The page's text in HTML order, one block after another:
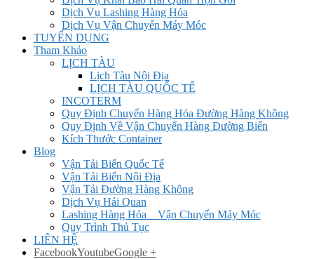
Dịch Vụ Lashing Hàng Hóa
Dịch Vụ Vận Chuyển Máy Móc
TUYỂN DỤNG
Tham Khảo
LỊCH TÀU
Lịch Tàu Nội Địa
LỊCH TÀU QUỐC TẾ
INCOTERM
Quy Định Chuyển Hàng Hóa Đường Hàng Không
Quy Định Về Vận Chuyển Hàng Đường Biển
Kích Thước Container
Blog
Vận Tải Biển Quốc Tế
Vận Tải Biển Nội Địa
Vận Tải Đường Hàng Không
Dịch Vụ Hải Quan
Lashing Hàng Hóa _ Vận Chuyển Máy Móc
Quy Trình Thủ Tục
LIÊN HỆ
FacebookYoutubeGoogle +